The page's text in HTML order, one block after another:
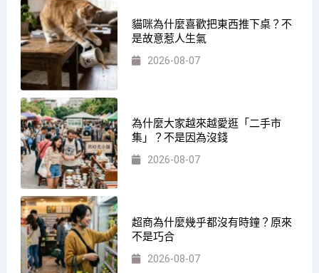
貓咪為什麼喜歡把東西推下桌？不
是故意惹人生氣
2026-08-07
為什麼大家越來越愛逛「二手市
集」？不是因為沒錢
2026-08-07
超商為什麼幾乎都沒有時鐘？原來
不是巧合
2026-08-07